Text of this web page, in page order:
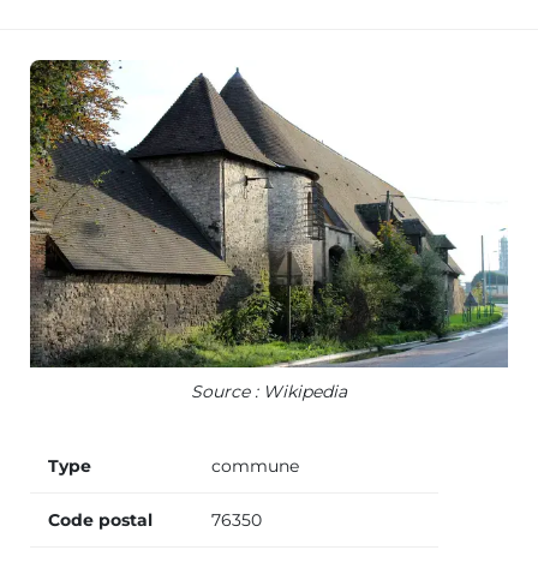
Source : Wikipedia
Type commune
Code postal 76350